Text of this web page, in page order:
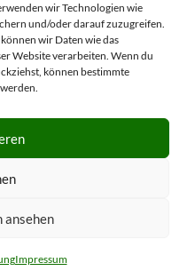
wir Technologien wie
und/oder darauf zuzugreifen.
wir Daten wie das
Website verarbeiten. Wenn du
können bestimmte
ansehen
Impressum
(INF-